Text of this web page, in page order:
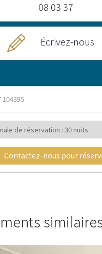
Écrivez-nous
08 03 37
104395
de réservation : 30 nuits
Contactez-nous pour